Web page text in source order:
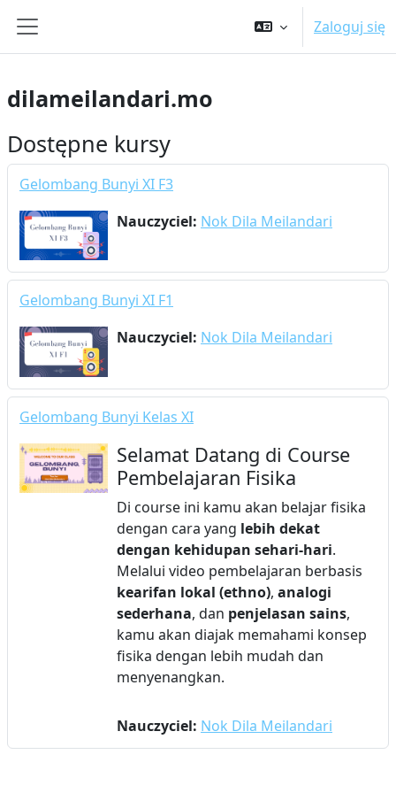
Panel boczny
Zaloguj się
dilameilandari.mo
Dostępne kursy
Gelombang Bunyi XI F3
Nauczyciel: Nok Dila Meilandari
Gelombang Bunyi XI F1
Nauczyciel: Nok Dila Meilandari
Gelombang Bunyi Kelas XI
Selamat Datang di Course
Pembelajaran Fisika
Di course ini kamu akan belajar fisika
dengan cara yang lebih dekat
dengan kehidupan sehari-hari.
Melalui video pembelajaran berbasis
kearifan lokal (ethno), analogi
sederhana, dan penjelasan sains,
kamu akan diajak memahami konsep
fisika dengan lebih mudah dan
menyenangkan.
Nauczyciel: Nok Dila Meilandari